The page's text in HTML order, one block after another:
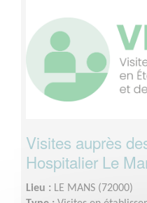
Visites auprès
Hospitalier Le
Lieu : LE MANS (72000)